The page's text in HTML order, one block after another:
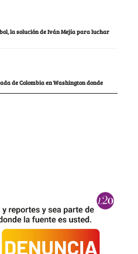
la solución de Iván Mejía para luchar
de Colombia en Washington donde